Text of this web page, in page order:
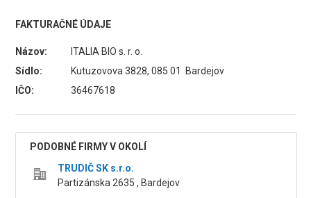
FAKTURAČNÉ ÚDAJE
Názov:
ITALIA BIO s. r. o.
Sídlo:
Kutuzovova 3828, 085 01 Bardejov
IČO:
36467618
PODOBNÉ FIRMY V OKOLÍ
TRUDIČ SK s.r.o.
Partizánska 2635 , Bardejov